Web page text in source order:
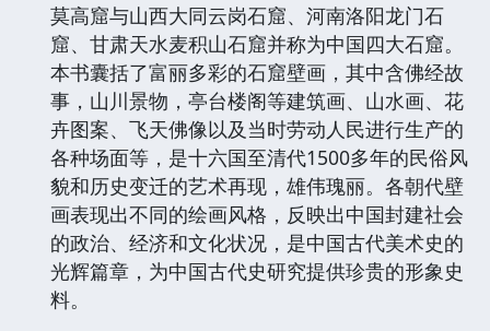
莫高窟与山西大同云岗石窟、河南洛阳龙门石
窟、甘肃天水麦积山石窟并称为中国四大石窟。
本书囊括了富丽多彩的石窟壁画，其中含佛经故
事，山川景物，亭台楼阁等建筑画、山水画、花
卉图案、飞天佛像以及当时劳动人民进行生产的
各种场面等，是十六国至清代1500多年的民俗风
貌和历史变迁的艺术再现，雄伟瑰丽。各朝代壁
画表现出不同的绘画风格，反映出中国封建社会
的政治、经济和文化状况，是中国古代美术史的
光辉篇章，为中国古代史研究提供珍贵的形象史
料。